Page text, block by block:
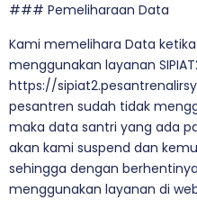
### Pemeliharaan Data
Kami memelihara Data
menggunakan layanan
https://
pesantren sudah tidak
maka data santri yang ada
akan kami suspend dan
sehingga dengan
menggunakan layanan di